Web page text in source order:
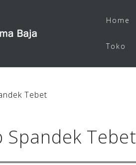
Home
Toko
Tebet
Spandek Tebet